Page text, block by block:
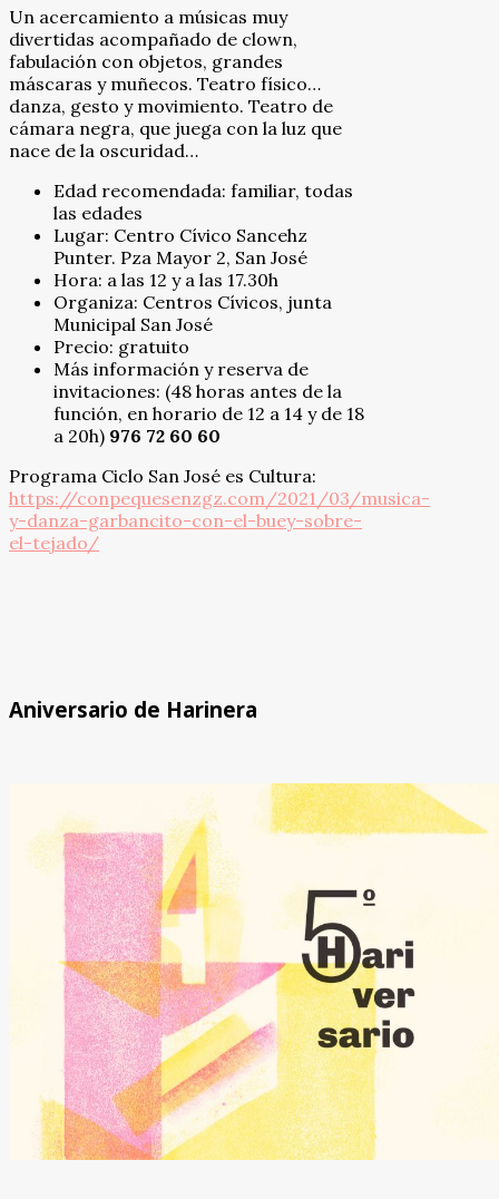
Un acercamiento a músicas muy
divertidas acompañado de clown,
fabulación con objetos, grandes
máscaras y muñecos. Teatro físico…
danza, gesto y movimiento. Teatro de
cámara negra, que juega con la luz que
nace de la oscuridad…
Edad recomendada: familiar, todas
las edades
Lugar: Centro Cívico Sancehz
Punter. Pza Mayor 2, San José
Hora: a las 12 y a las 17.30h
Organiza: Centros Cívicos, junta
Municipal San José
Precio: gratuito
Más información y reserva de
invitaciones: (48 horas antes de la
función, en horario de 12 a 14 y de 18
a 20h) 976 72 60 60
Programa Ciclo San José es Cultura:
https://conpequesenzgz.com/2021/03/musica-
y-danza-garbancito-con-el-buey-sobre-
el-tejado/
Aniversario de Harinera